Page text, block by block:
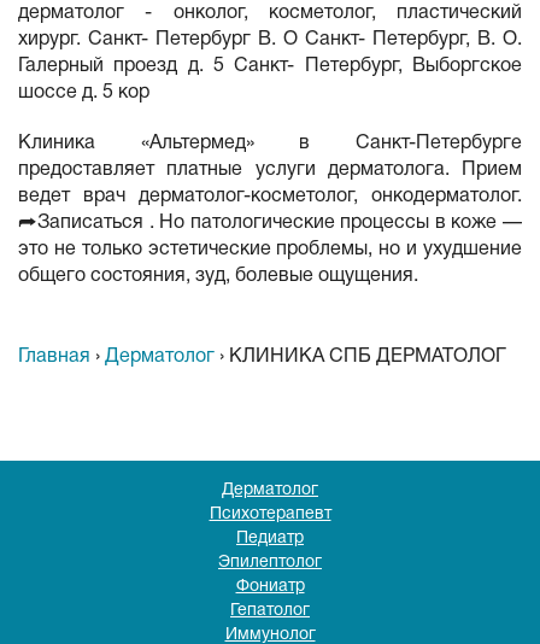
дерматолог - онколог, косметолог, пластический
хирург. Санкт- Петербург В. О Санкт- Петербург, В. О.
Галерный проезд д. 5 Санкт- Петербург, Выборгское
шоссе д. 5 кор
Клиника «Альтермед» в Санкт-Петербурге
предоставляет платные услуги дерматолога. Прием
ведет врач дерматолог-косметолог, онкодерматолог.
⮫Записаться . Но патологические процессы в коже —
это не только эстетические проблемы, но и ухудшение
общего состояния, зуд, болевые ощущения.
Главная › Дерматолог › КЛИНИКА СПБ ДЕРМАТОЛОГ
Дерматолог
Психотерапевт
Педиатр
Эпилептолог
Фониатр
Гепатолог
Иммунолог